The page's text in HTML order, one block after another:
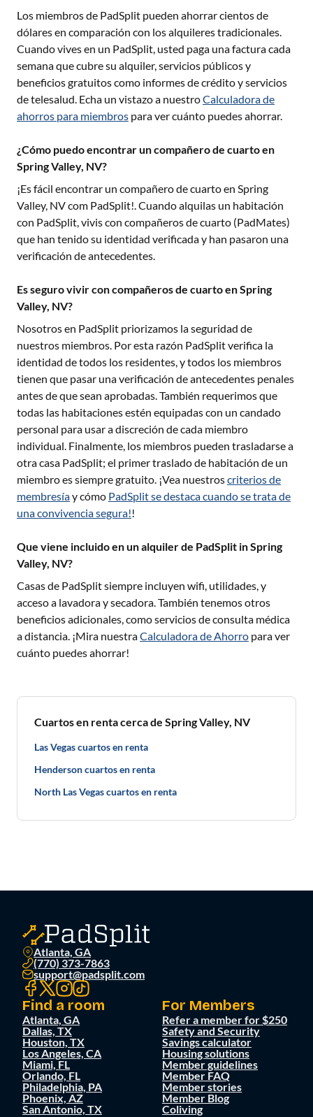
Los miembros de PadSplit pueden ahorrar cientos de
dólares en comparación con los alquileres tradicionales.
Cuando vives en un PadSplit, usted paga una factura cada
semana que cubre su alquiler, servicios públicos y
beneficios gratuitos como informes de crédito y servicios
de telesalud. Echa un vistazo a nuestroCalculadora de
ahorros para miembros para ver cuánto puedes ahorrar.
¿Cómo puedo encontrar un compañero de cuarto en
Spring Valley, NV?
¡Es fácil encontrar un compañero de cuarto en Spring
Valley, NVcom PadSplit!. Cuando alquilas un habitación
con PadSplit, vivis con compañeros de cuarto (PadMates)
que han tenido su identidad verificada y han pasaron una
verificación de antecedentes.
Es seguro vivir con compañeros de cuarto en Spring
Valley, NV?
Nosotros en PadSplit priorizamos la seguridad de
nuestros miembros. Por esta razón PadSplit verifica la
identidad de todos los residentes, y todos los miembros
tienen que pasar una verificación de antecedentes penales
antes de que sean aprobadas. También requerimos que
todas las habitaciones estén equipadas con un candado
personal para usar a discreción de cada miembro
individual. Finalmente, los miembros pueden trasladarse a
otra casa PadSplit; el primer traslado de habitación de un
miembro es siempre gratuito. ¡Vea nuestroscriterios de
membresíay cómo PadSplit se destaca cuando se trata de
una convivencia segura!!
Que viene incluido en un alquiler de PadSplit in Spring
Valley, NV?
Casas de PadSplit siempre incluyen wifi, utilidades, y
acceso a lavadora y secadora. También tenemos otros
beneficios adicionales, como servicios de consulta médica
a distancia. ¡Mira nuestraCalculadora de Ahorro para ver
cuánto puedes ahorrar!
Cuartos en renta cerca de Spring Valley, NV
Las Vegas cuartos en renta
Henderson cuartos en renta
North Las Vegas cuartos en renta
Atlanta, GA
(770) 373-7863
support@padsplit.com
Find a room
Atlanta, GA
Dallas, TX
Houston, TX
Los Angeles, CA
Miami, FL
Orlando, FL
Philadelphia, PA
Phoenix, AZ
San Antonio, TX
For Members
Refer a member for $250
Safety and Security
Savings calculator
Housing solutions
Member guidelines
Member FAQ
Member stories
Member Blog
Coliving